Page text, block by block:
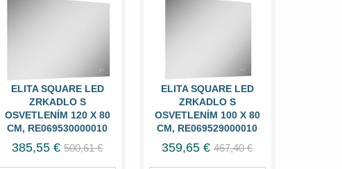
ELITA SQUARE LED
ZRKADLO S
OSVETLENÍM 120 X 80
CM, RE069530000010
385,55 € 500,61 €
ELITA SQUARE LED
ZRKADLO S
OSVETLENÍM 100 X 80
CM, RE069529000010
359,65 € 467,40 €